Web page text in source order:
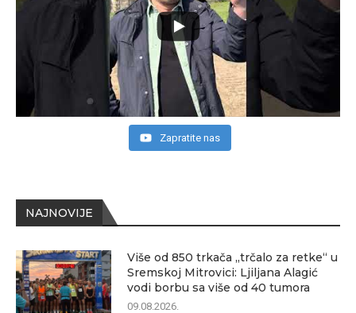
NAJNOVIJE
Više od 850 trkača „trčalo za retke“ u
Sremskoj Mitrovici: Ljiljana Alagić
vodi borbu sa više od 40 tumora
09.08.2026.
Zapratite nas